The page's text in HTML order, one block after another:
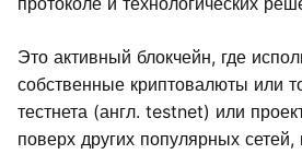
Это активный блокчейн, где
собственные криптовалюты или
тестнета (англ. testnet) или
поверх других популярных сетей,